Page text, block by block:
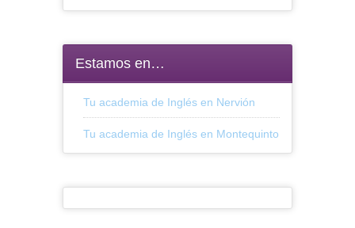
Estamos en…
Tu academia de Inglés en Nervión
Tu academia de Inglés en Montequinto